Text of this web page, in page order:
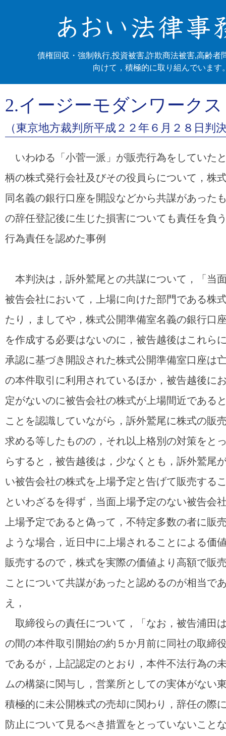
債権回収・強制執行,投資被害,詐欺商法被害,高齢者
向けて，積極的に取り組んでいます
2.イージーモダンワークス
（東京地方裁判所平成２２年６月２８日判
いわゆる「小菅一派」が販売行為をしていた
柄の株式発行会社及びその役員らについて，株
同名義の銀行口座を開設などから共謀があった
の辞任登記後に生じた損害についても責任を負
行為責任を認めた事例
本判決は，訴外鷲尾との共謀について，「当
被告会社において，上場に向けた部門である株
たり，ましてや，株式公開準備室名義の銀行口
を作成する必要はないのに，被告越後はこれら
承認に基づき開設された株式公開準備室口座は
の本件取引に利用されているほか，被告越後に
定がないのに被告会社の株式が上場間近である
ことを認識していながら，訴外鷲尾に株式の販
求める等したものの，それ以上格別の対策をと
らすると，被告越後は，少なくとも，訴外鷲尾
い被告会社の株式を上場予定と告げて販売する
といわざるを得ず，当面上場予定のない被告会
上場予定であると偽って，不特定多数の者に販
ような場合，近日中に上場されることによる価
販売するので，株式を実際の価値より高額で販
ことについて共謀があったと認めるのが相当で
え，
取締役らの責任について，「なお，被告浦田
の間の本件取引開始の約５か月前に同社の取締
であるが，上記認定のとおり，本件不法行為の
ムの構築に関与し，営業所としての実体がない
積極的に未公開株式の売却に関わり，辞任の際
防止について見るべき措置をとっていないこと